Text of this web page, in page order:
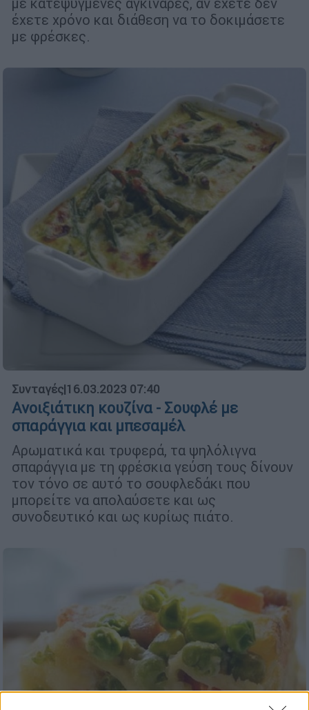
έχετε χρόνο και διάθεση να το δοκιμάσετε
με φρέσκες.
Συνταγές|16.03.2023 07:40
Ανοιξιάτικη κουζίνα - Σουφλέ με
σπαράγγια και μπεσαμέλ
Αρωματικά και τρυφερά, τα ψηλόλιγνα
σπαράγγια με τη φρέσκια γεύση τους δίνουν
τον τόνο σε αυτό το σουφλεδάκι που
μπορείτε να απολαύσετε και ως
συνοδευτικό και ως κυρίως πιάτο.